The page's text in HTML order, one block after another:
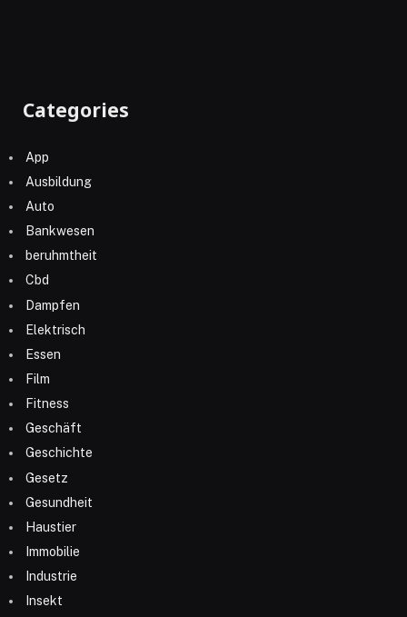
Categories
App
Ausbildung
Auto
Bankwesen
beruhmtheit
Cbd
Dampfen
Elektrisch
Essen
Film
Fitness
Geschäft
Geschichte
Gesetz
Gesundheit
Haustier
Immobilie
Industrie
Insekt